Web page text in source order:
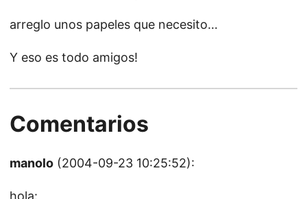
arreglo unos papeles que necesito…
Y eso es todo amigos!
Comentarios
manolo (2004-09-23 10:25:52):
hola: